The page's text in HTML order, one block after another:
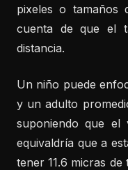
pixeles o tamaños
cuenta de que el
distancia.
Un niño puede
y un adulto
suponiendo que
equivaldría que a
tener 11.6 micras